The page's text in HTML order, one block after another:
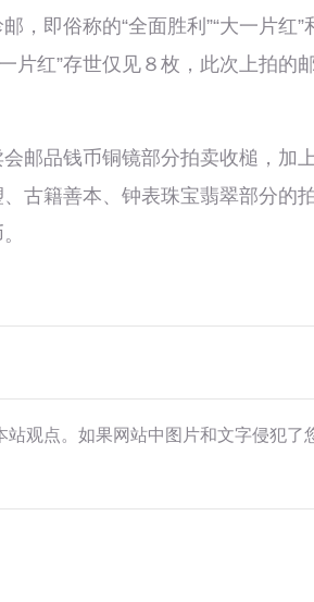
即俗称的“全面胜利”“大一片红”
片红”存世仅见８枚，此次上拍的
品钱币铜镜部分拍卖收槌，加
古籍善本、钟表珠宝翡翠部分的
站观点。如果网站中图片和文字侵犯了